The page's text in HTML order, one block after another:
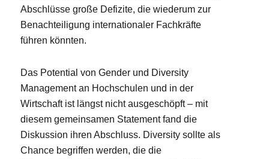
Abschlüsse große Defizite, die wiederum zur
Benachteiligung internationaler Fachkräfte
führen könnten.
Das Potential von Gender und Diversity
Management an Hochschulen und in der
Wirtschaft ist längst nicht ausgeschöpft – mit
diesem gemeinsamen Statement fand die
Diskussion ihren Abschluss. Diversity sollte als
Chance begriffen werden, die die